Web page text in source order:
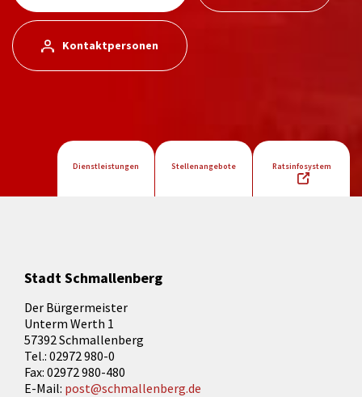
Kontaktpersonen
Dienstleistungen Stellenangebote Ratsinfosystem
Stadt Schmallenberg
Der Bürgermeister
Unterm Werth 1
57392 Schmallenberg
Tel.: 02972 980-0
Fax: 02972 980-480
E-Mail: post@schmallenberg.de